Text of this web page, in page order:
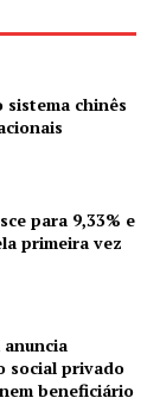
sistema chinês
para 9,33% e
primeira vez
social privado
beneficiário